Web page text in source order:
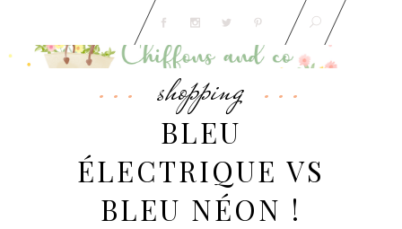
shopping
BLEU
ÉLECTRIQUE VS
BLEU NÉON !